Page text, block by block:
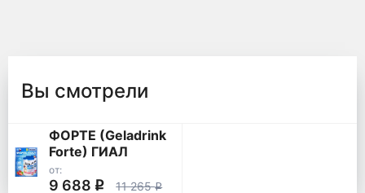
Вы смотрели
ФОРТЕ (Geladrink
Forte) ГИАЛ
от:
9 688 q 11 265q